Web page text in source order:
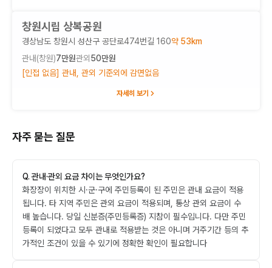
창원시립 상복공원
경상남도 창원시 성산구 공단로474번길 160약 53km
관내(창원)7만원관외 50만원
[인접 없음] 관내, 관외 기준외에 감면없음
자세히 보기
자주 묻는 질문
Q.관내·관외 요금 차이는 무엇인가요?
화장장이 위치한 시·군·구에 주민등록이 된 주민은 관내 요금이 적용
됩니다. 타 지역 주민은 관외 요금이 적용되며, 통상 관외 요금이 수
배 높습니다. 당일 신분증(주민등록증) 지참이 필수입니다. 다만 주민
등록이 되었다고 모두 관내로 적용받는 것은 아니며 거주기간 등의 추
가적인 조건이 있을 수 있기에 정확한 확인이 필요합니다